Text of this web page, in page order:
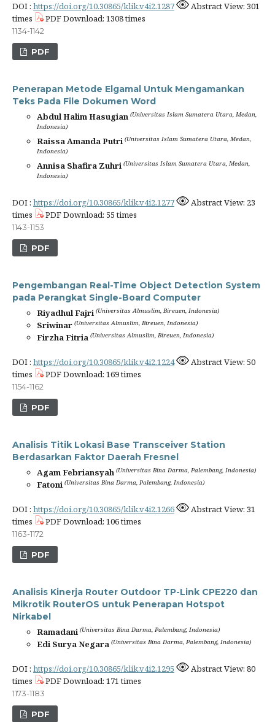
DOI : https://doi.org/10.30865/klik.v4i2.1287
Abstract View: 301
times
PDF Download: 1308 times
1134-1142
PDF
Penerapan Metode Elgamal Untuk Mengamankan
Teks Pada File Dokumen Word
Abdul Halim Hasugian (Universitas Islam Sumatera Utara, Medan,
Indonesia)
Raissa Amanda Putri (Universitas Islam Sumatera Utara, Medan,
Indonesia)
Annisa Shafira Zuhri (Universitas Islam Sumatera Utara, Medan,
Indonesia)
DOI : https://doi.org/10.30865/klik.v4i2.1277
Abstract View: 23
times
PDF Download: 55 times
1143-1153
PDF
Pengembangan Real-Time Object Detection System
pada Perangkat Single-Board Computer
Riyadhul Fajri (Universitas Almuslim, Bireuen, Indonesia)
Sriwinar (Universitas Almuslim, Bireuen, Indonesia)
Firzha Fitria (Universitas Almuslim, Bireuen, Indonesia)
DOI : https://doi.org/10.30865/klik.v4i2.1224
Abstract View: 50
times
PDF Download: 169 times
1154-1162
PDF
Analisis Titik Lokasi Base Transceiver Station
Berdasarkan Faktor Daerah Fresnel
Agam Febriansyah (Universitas Bina Darma, Palembang, Indonesia)
Fatoni (Universitas Bina Darma, Palembang, Indonesia)
DOI : https://doi.org/10.30865/klik.v4i2.1266
Abstract View: 31
times
PDF Download: 106 times
1163-1172
PDF
Analisis Kinerja Router Outdoor TP-Link CPE220 dan
Mikrotik RouterOS untuk Penerapan Hotspot
Nirkabel
Ramadani (Universitas Bina Darma, Palembang, Indonesia)
Edi Surya Negara (Universitas Bina Darma, Palembang, Indonesia)
DOI : https://doi.org/10.30865/klik.v4i2.1295
Abstract View: 80
times
PDF Download: 171 times
1173-1183
PDF